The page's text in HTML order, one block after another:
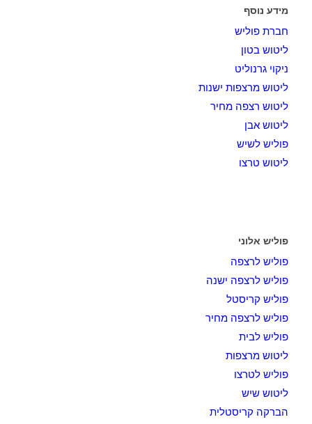
מידע נוסף
חברת פוליש
ליטוש בטון
ניקוי גרנוליט
ליטוש מרצפות ישנות
ליטוש רצפה מחיר
ליטוש אבן
פוליש לשיש
ליטוש טרצו
פוליש אלוני
פוליש לרצפה
פוליש לרצפה ישנה
פוליש קריסטל
פוליש לרצפה מחיר
פוליש לבית
ליטוש מרצפות
פוליש לטרצו
ליטוש שיש
הברקה קריסטלית